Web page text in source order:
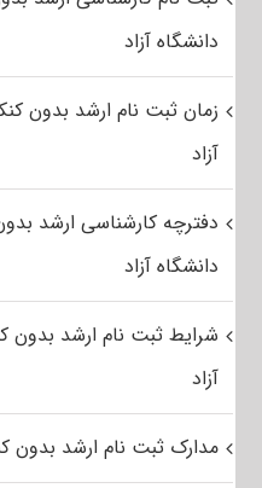
دانشگاه آزاد
زمان ثبت نام ارشد بدون
آزاد
دفترچه کارشناسی ارشد
دانشگاه آزاد
شرایط ثبت نام ارشد بدون
آزاد
مدارک ثبت نام ارشد بدون